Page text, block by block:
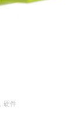
, 硬件